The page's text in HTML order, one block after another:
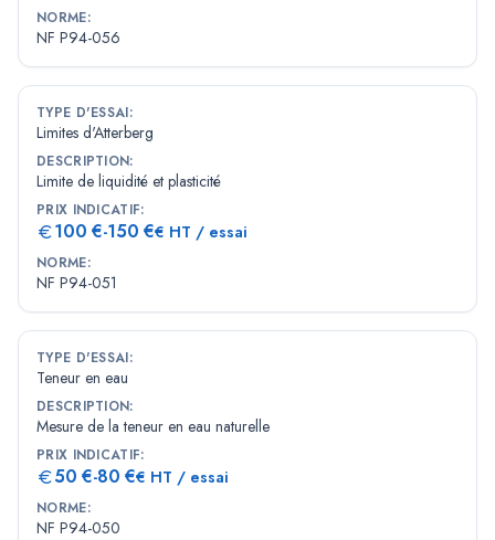
NORME:
NF P94-056
TYPE D'ESSAI:
Limites d'Atterberg
DESCRIPTION:
Limite de liquidité et plasticité
PRIX INDICATIF:
100 €-150 €€ HT / essai
NORME:
NF P94-051
TYPE D'ESSAI:
Teneur en eau
DESCRIPTION:
Mesure de la teneur en eau naturelle
PRIX INDICATIF:
50 €-80 €€ HT / essai
NORME:
NF P94-050